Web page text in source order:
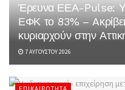
Έρευνα ΕΕΑ-Pulse:
ΕΦΚ το 83% –
κυριαρχούν στην
7 ΑΥΓΟΎΣΤΟΥ 2026